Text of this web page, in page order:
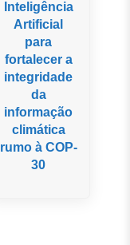
Inteligência
Artificial
para
fortalecer a
integridade
da
informação
climática
rumo à COP-
30